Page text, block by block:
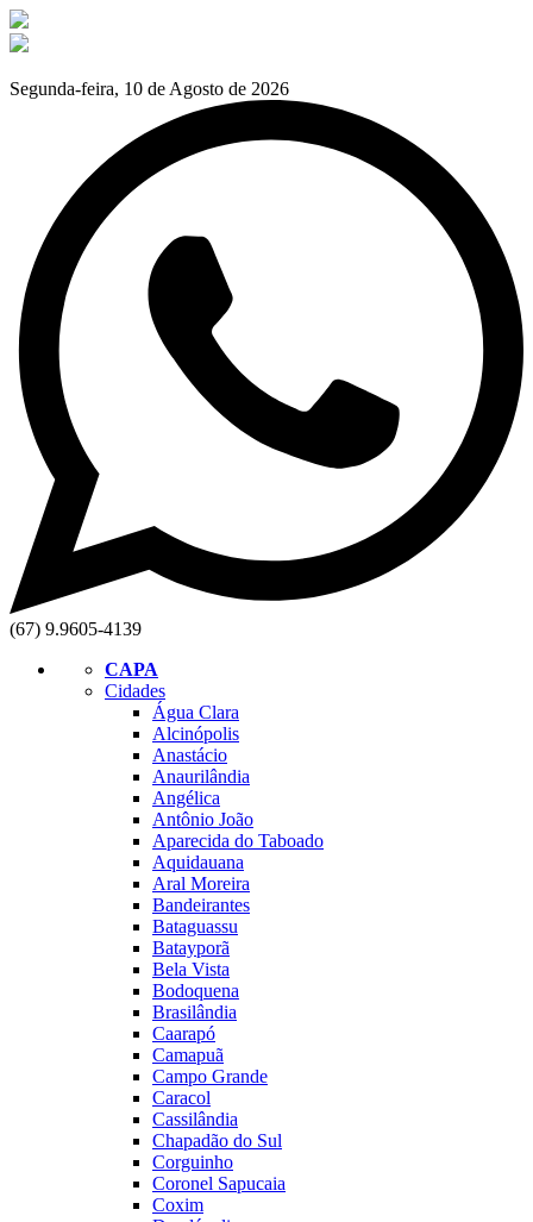
Segunda-feira, 10 de Agosto de 2026
(67) 9.9605-4139
CAPA
Cidades
Água Clara
Alcinópolis
Anastácio
Anaurilândia
Angélica
Antônio João
Aparecida do Taboado
Aquidauana
Aral Moreira
Bandeirantes
Bataguassu
Batayporã
Bela Vista
Bodoquena
Brasilândia
Caarapó
Camapuã
Campo Grande
Caracol
Cassilândia
Chapadão do Sul
Corguinho
Coronel Sapucaia
Coxim